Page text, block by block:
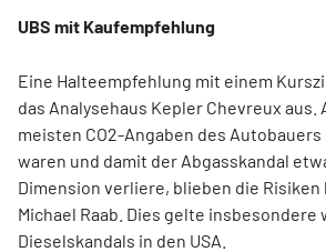
UBS mit Kaufempfehlung
Eine Halteempfehlung mit einem
das Analysehaus Kepler Chevreux aus.
meisten CO2-Angaben des
waren und damit der Abgasskandal
Dimension verliere, blieben die Risiken
Michael Raab. Dies gelte insbesondere
Dieselskandals in den USA.